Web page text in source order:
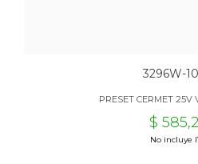
3296W-
PRESET CERMET 25V
$
No incluye